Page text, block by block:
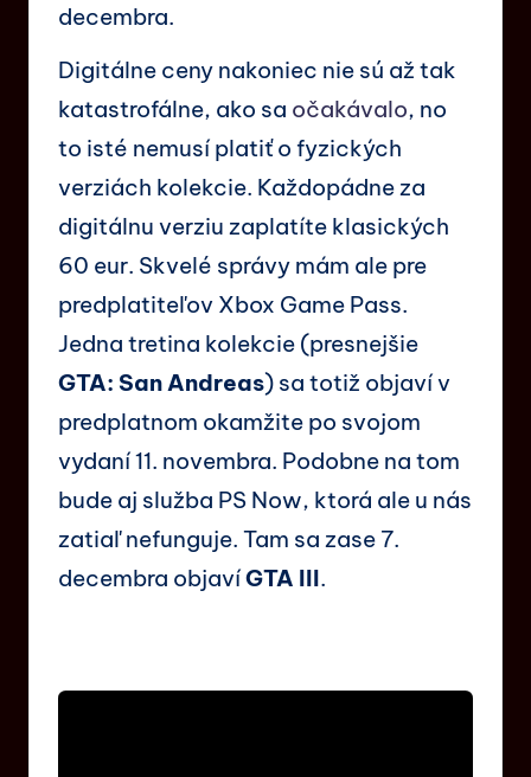
decembra.
Digitálne ceny nakoniec nie sú až tak
katastrofálne, ako sa očakávalo, no
to isté nemusí platiť o fyzických
verziách kolekcie. Každopádne za
digitálnu verziu zaplatíte klasických
60 eur. Skvelé správy mám ale pre
predplatiteľov Xbox Game Pass.
Jedna tretina kolekcie (presnejšie
GTA: San Andreas) sa totiž objaví v
predplatnom okamžite po svojom
vydaní 11. novembra. Podobne na tom
bude aj služba PS Now, ktorá ale u nás
zatiaľ nefunguje. Tam sa zase 7.
decembra objavíGTA III.